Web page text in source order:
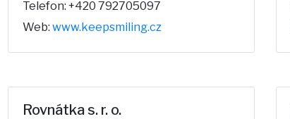
Telefon: +420 792705097
Web: www.keepsmiling.cz
Rovnátka s. r. o.